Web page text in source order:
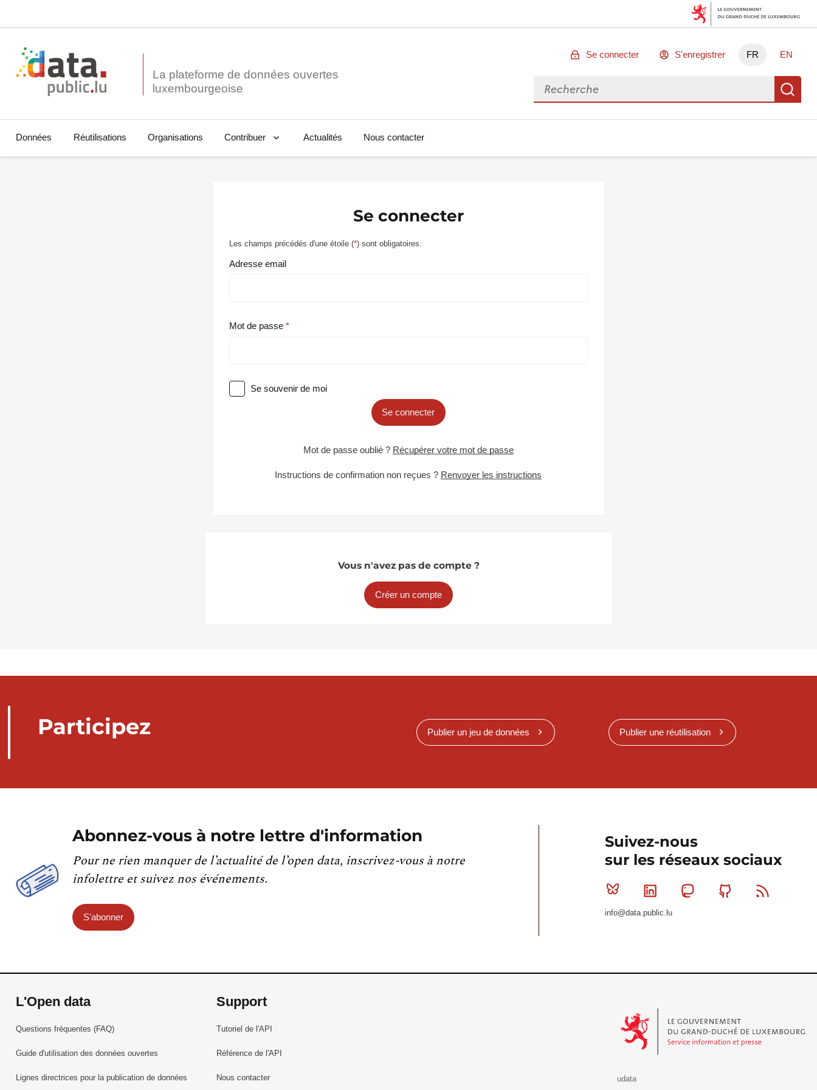
La plateforme de données ouvertes
Se connecter S'enregistrer FR EN
Rechercher des données
Données Réutilisations Organisations Contribuer Actualités Nous contacter
Se connecter
Les champs précédés d'une étoile (*) sont obligatoires.
Adresse email
Mot de passe
Se souvenir de moi
Se connecter
Mot de passe oublié ? Récupérer votre mot de passe
Instructions de confirmation non reçues ? Renvoyer les instructions
Vous n'avez pas de compte ?
Créer un compte
Participez Publier un jeu de données Publier une réutilisation
Abonnez-vous à notre lettre d'information
Pour ne rien manquer de l’actualité de l’open data, inscrivez-vous à notre
infolettre et suivez nos événements.
S'abonner
Suivez-nous
sur les réseaux sociaux
Bluesky Linkedin MastodonGithub
info@data.public.lu
L'Open data
Questions fréquentes (FAQ)
Guide d'utilisation des données ouvertes
Lignes directrices pour la publication de données
Support
Tutoriel de l'API
Référence de l'API
Nous contacter
udata